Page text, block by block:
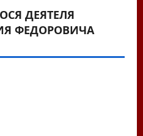
ДЕЯТЕЛЯ
ФЕДОРОВИЧА